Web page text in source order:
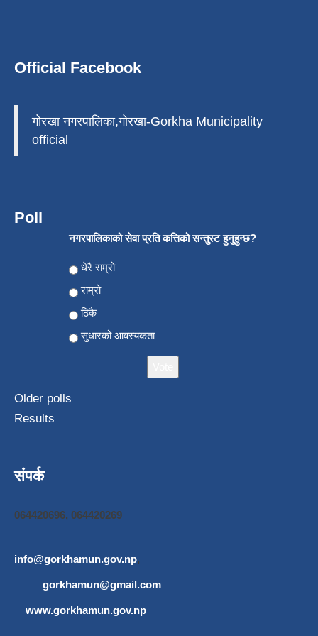
Official Facebook
गोरखा नगरपालिका,गोरखा-Gorkha Municipality
official
Poll
नगरपालिकाको सेवा प्रति कत्तिको सन्तुस्ट हुनुहुन्छ?
Choices
धेरै राम्रो
राम्रो
ठिकै
सुधारको आवस्यकता
Older polls
Results
संपर्क
064420696, 064420269
info@gorkhamun.gov.np,
gorkhamun@gmail.com
www.gorkhamun.gov.np